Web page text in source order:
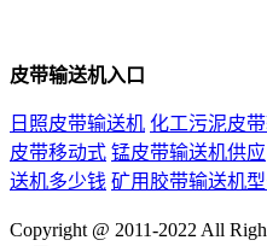
皮带输送机入口
日照皮带输送机 化工污泥皮
皮带移动式 锰皮带输送机供应
送机多少钱 矿用胶带输送机
Copyright @ 2011-2022 All